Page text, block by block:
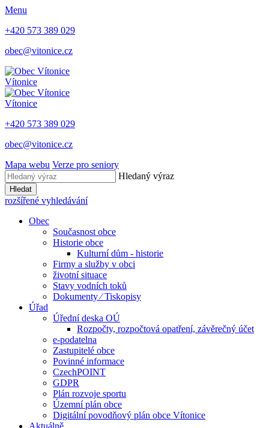
Menu
+420 573 389 029
obec@vitonice.cz
Vítonice
Vítonice
+420 573 389 029
obec@vitonice.cz
Mapa webu Verze pro seniory
Hledaný výraz
Hledat
rozšířené vyhledávání
Obec
Současnost obce
Historie obce
Kulturní dům - historie
Firmy a služby v obci
životní situace
Stavy vodních toků
Dokumenty ⁄ Tiskopisy
Úřad
Úřední deska OÚ
Rozpočty, rozpočtová opatření, závěrečný účet
e-podatelna
Zastupitelé obce
Povinné informace
CzechPOINT
GDPR
Plán rozvoje sportu
Územní plán obce
Digitální povodňový plán obce Vítonice
Aktuálně